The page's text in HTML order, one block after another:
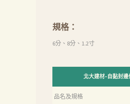
規格：
6分、8分、1.2寸
北大建材-自黏封邊
品名及規格